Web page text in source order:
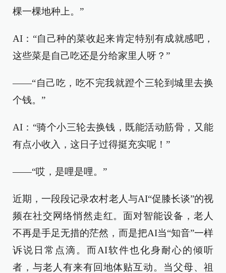
棵一棵地种上。”
AI：“自己种的菜收起来肯定特别有成就感吧，
这些菜是自己吃还是分给家里人呀？”
——“自己吃，吃不完我就蹬个三轮到城里去换
个钱。”
AI：“骑个小三轮去换钱，既能活动筋骨，又能
有点小收入，这日子过得挺充实呢！”
——“哎，是哩是哩。”
近期，一段段记录农村老人与AI“促膝长谈”的视
频在社交网络悄然走红。面对智能设备，老人
不再是手足无措的茫然，而是把AI当“知音”一样
诉说日常点滴。而AI软件也化身耐心的倾听
者，与老人有来有回地体贴互动。当父母、祖